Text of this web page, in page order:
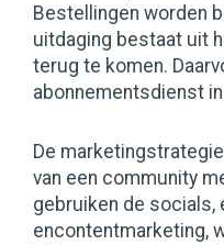
Bestellingen worden
uitdaging bestaat uit
terug te komen.
abonnementsdienst
De
van een community
gebruiken de socials,
encontentmarketing,